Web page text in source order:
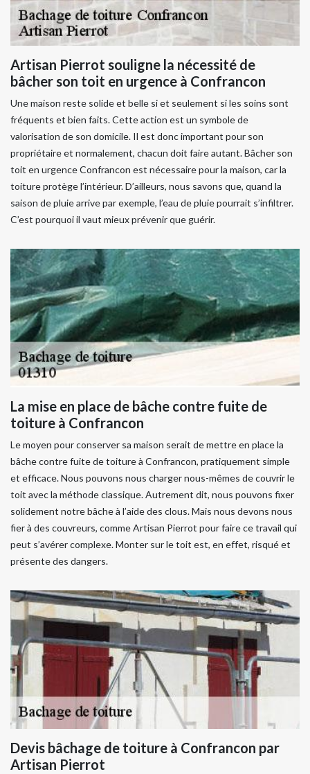
Artisan Pierrot souligne la nécessité de
bâcher son toit en urgence à Confrancon
Une maison reste solide et belle si et seulement si les soins sont
fréquents et bien faits. Cette action est un symbole de
valorisation de son domicile. Il est donc important pour son
propriétaire et normalement, chacun doit faire autant. Bâcher son
toit en urgence Confrancon est nécessaire pour la maison, car la
toiture protège l’intérieur. D’ailleurs, nous savons que, quand la
saison de pluie arrive par exemple, l’eau de pluie pourrait s’infiltrer.
C’est pourquoi il vaut mieux prévenir que guérir.
La mise en place de bâche contre fuite de
toiture à Confrancon
Le moyen pour conserver sa maison serait de mettre en place la
bâche contre fuite de toiture à Confrancon, pratiquement simple
et efficace. Nous pouvons nous charger nous-mêmes de couvrir le
toit avec la méthode classique. Autrement dit, nous pouvons fixer
solidement notre bâche à l’aide des clous. Mais nous devons nous
fier à des couvreurs, comme Artisan Pierrot pour faire ce travail qui
peut s’avérer complexe. Monter sur le toit est, en effet, risqué et
présente des dangers.
Devis bâchage de toiture à Confrancon par
Artisan Pierrot